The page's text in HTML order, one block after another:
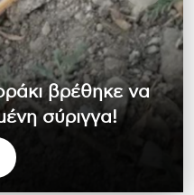
βρέθηκε να
σύριγγα!